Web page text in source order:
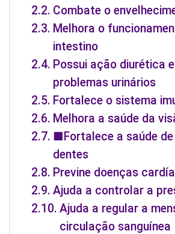
Combate o
Melhora o
intestino
Possui ação diurética
problemas urinários
Fortalece o sistema
Melhora a saúde da
■Fortalece a saúde
dentes
Previne doenças
Ajuda a controlar a
Ajuda a regular a
circulação sanguínea